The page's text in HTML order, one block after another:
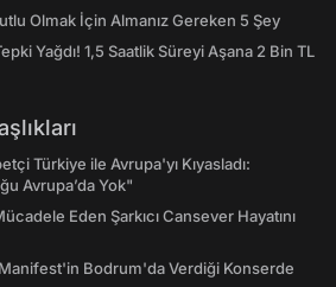
Olmak İçin Almanız Gereken 5 Şey
Yağdı! 1,5 Saatlik Süreyi Aşana 2 Bin TL
Türkiye ile Avrupa'yı Kıyasladı:
Avrupa’da Yok"
Eden Şarkıcı Cansever Hayatını
Bodrum'da Verdiği Konserde